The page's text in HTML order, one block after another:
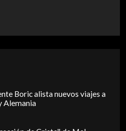
Boric alista nuevos viajes a
Alemania